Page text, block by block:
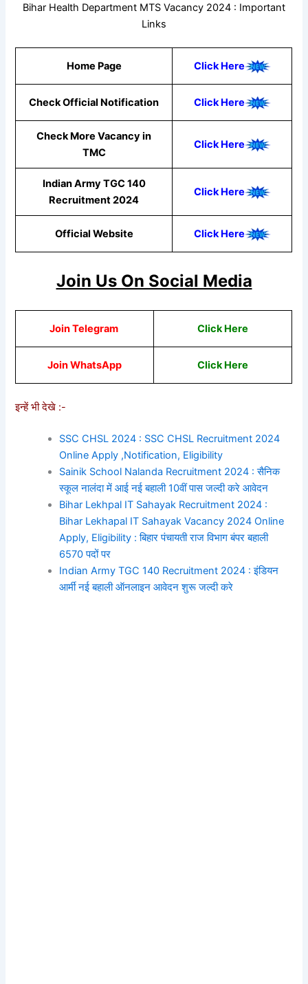
Bihar Health Department MTS Vacancy 2024 : Important
Links
Home Page Click Here
Check Official Notification Click Here
Check More Vacancy in
TMC
Click Here
Indian Army TGC 140
Recruitment 2024
Click Here
Official Website Click Here
Join Us On Social Media
Join Telegram Click Here
Join WhatsApp Click Here
इन्हें भी देखे :-
SSC CHSL 2024 : SSC CHSL Recruitment 2024
Online Apply ,Notification, Eligibility
Sainik School Nalanda Recruitment 2024 : सैनिक
स्कूल नालंदा में आई नई बहाली 10वीं पास जल्दी करे आवेदन
Bihar Lekhpal IT Sahayak Recruitment 2024 :
Bihar Lekhapal IT Sahayak Vacancy 2024 Online
Apply, Eligibility : बिहार पंचायती राज विभाग बंपर बहाली
6570 पदों पर
Indian Army TGC 140 Recruitment 2024 : इंडियन
आर्मी नई बहाली ऑनलाइन आवेदन शुरू जल्दी करे